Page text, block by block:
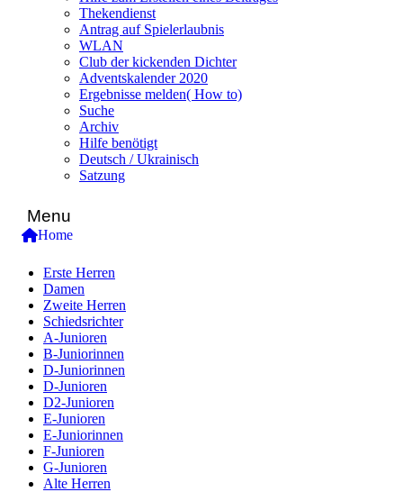
Thekendienst
Antrag auf Spielerlaubnis
WLAN
Club der kickenden Dichter
Adventskalender 2020
Ergebnisse melden( How to)
Suche
Archiv
Hilfe benötigt
Deutsch / Ukrainisch
Satzung
Menu
Home
Erste Herren
Damen
Zweite Herren
Schiedsrichter
A-Junioren
B-Juniorinnen
D-Juniorinnen
D-Junioren
D2-Junioren
E-Junioren
E-Juniorinnen
F-Junioren
G-Junioren
Alte Herren